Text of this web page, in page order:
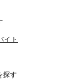
イト
探す